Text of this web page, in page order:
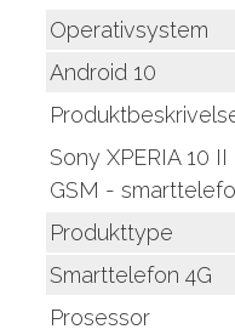
Operativsystem
Android 10
Sony XPERIA 10
GSM -
Produkttype
Smarttelefon 4G
Prosessor